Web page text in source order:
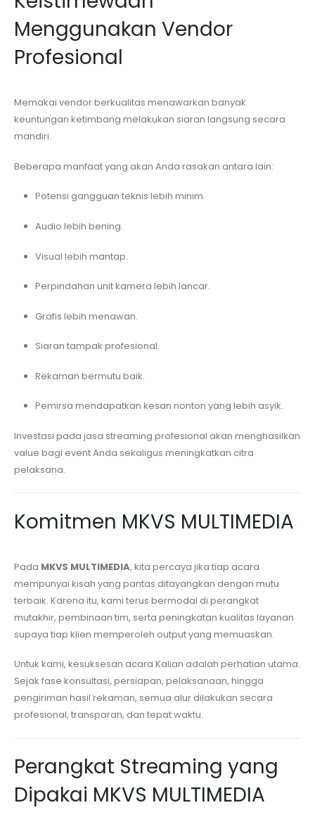
Menggunakan Vendor
Profesional
Memakai vendor berkualitas menawarkan banyak
keuntungan ketimbang melakukan siaran langsung secara
mandiri.
Beberapa manfaat yang akan Anda rasakan antara lain:
Potensi gangguan teknis lebih minim.
Audio lebih bening.
Visual lebih mantap.
Perpindahan unit kamera lebih lancar.
Grafis lebih menawan.
Siaran tampak profesional.
Rekaman bermutu baik.
Pemirsa mendapatkan kesan nonton yang lebih asyik.
Investasi pada jasa streaming profesional akan menghasilkan
value bagi event Anda sekaligus meningkatkan citra
pelaksana.
Komitmen MKVS MULTIMEDIA
Pada MKVS MULTIMEDIA, kita percaya jika tiap acara
mempunyai kisah yang pantas ditayangkan dengan mutu
terbaik. Karena itu, kami terus bermodal di perangkat
mutakhir, pembinaan tim, serta peningkatan kualitas layanan
supaya tiap klien memperoleh output yang memuaskan.
Untuk kami, kesuksesan acara Kalian adalah perhatian utama.
Sejak fase konsultasi, persiapan, pelaksanaan, hingga
pengiriman hasil rekaman, semua alur dilakukan secara
profesional, transparan, dan tepat waktu.
Perangkat Streaming yang
Dipakai MKVS MULTIMEDIA